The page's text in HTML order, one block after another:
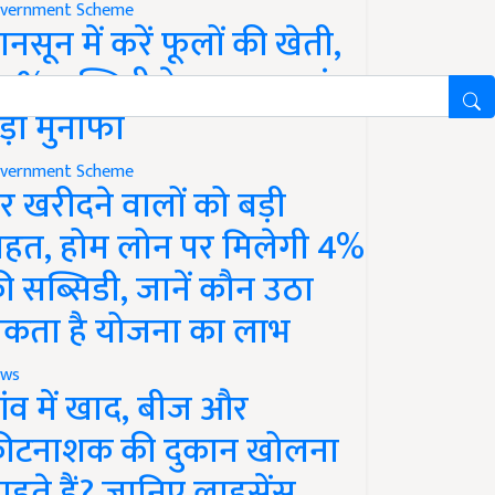
Scheme
में करें फूलों की खेती,
सब्सिडी के साथ कमाएं
मुनाफा
Scheme
खरीदने वालों को बड़ी
होम लोन पर मिलेगी 4%
सब्सिडी, जानें कौन उठा
है योजना का लाभ
में खाद, बीज और
की दुकान खोलना